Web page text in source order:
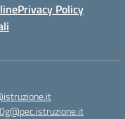
Privacy Policy